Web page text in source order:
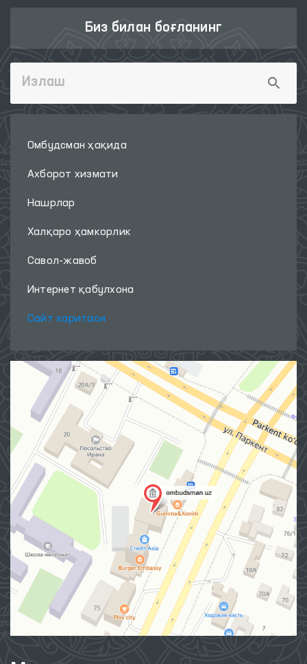
Биз билан боғланинг
Омбудсман ҳақида
Ахборот хизмати
Нашрлар
Халқаро ҳамкорлик
Савол-жавоб
Интернет қабулхона
Сайт харитаси